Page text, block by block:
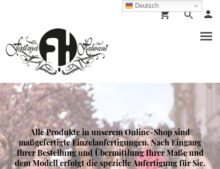
Alle Produkte in unserem Online-Shop sind
maßgefertigte Einzelanfertigungen. Nach Eingang
Ihrer Bestellung und Übermittlung Ihrer Maße und
dem Modell erfolgt die spezielle Anfertigung für Sie.
Deutsch